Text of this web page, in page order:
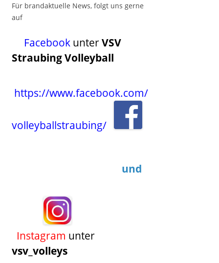
Für brandaktuelle News, folgt uns gerne
auf
Facebook unterVSV
Straubing Volleyball
https://www.facebook.com/
volleyballstraubing/
und
Instagram unter
vsv_volleys